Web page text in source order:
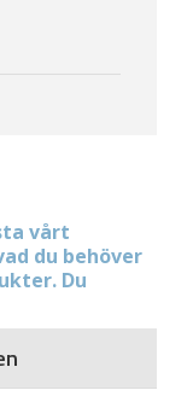
vårt
du behöver
Du